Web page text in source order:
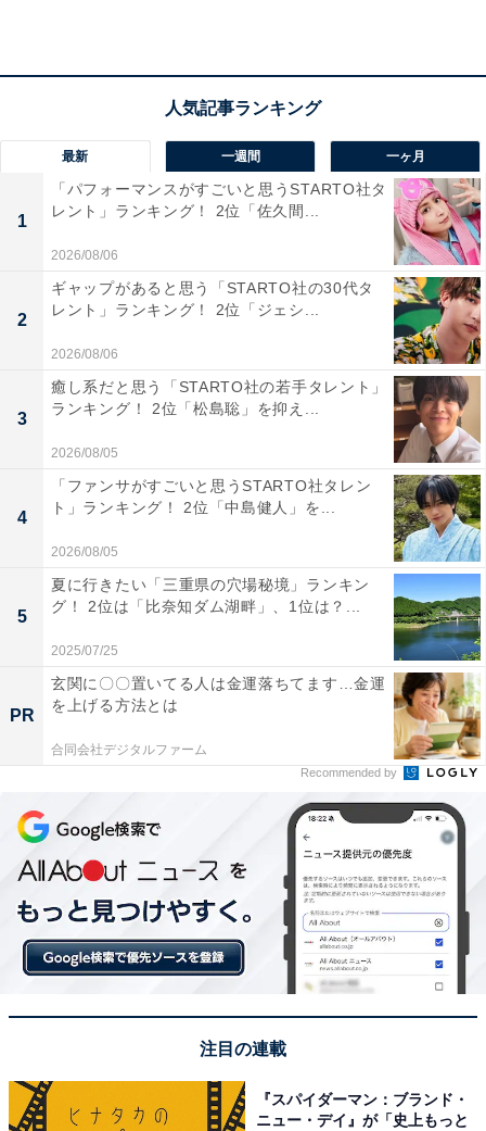
物加工品やスイーツなど地域の味を堪能」（40代男
性／兵庫県）
「さくらんぼ・りんご・ラ・フランスなどの果物や
加工品が豊富だからです」（20代女性／静岡県）
1位：米沢（米沢市）／93票
東北中央自動車道の米沢中央IC近くという抜群の地理的
ロケーションを誇る道の駅です。何と言っても全国的な
知名度を誇るブランド牛「米沢牛」を、ステーキや丼、
串焼きなどで手軽かつぜいたくに味わえるのが最大の魅
力。吾妻連峰の麓の豊かな自然の恵みである米沢ラーメ
ンや、高級な館山りんご、地酒など、圧巻の特産品ライ
ンアップで堂々の1位に輝きました。
回答者コメント
「やはり米沢牛の美味しさに惹かれます」（60代女
性／福岡県）
最新 一週間 一ヶ月
1
「パフォーマンスがすごいと思うSTARTO社タ
レント」ランキング！ 2位「佐久間...
2026/08/06
2
ギャップがあると思う「STARTO社の30代タ
レント」ランキング！ 2位「ジェシ...
2026/08/06
3
癒し系だと思う「STARTO社の若手タレント」
ランキング！ 2位「松島聡」を抑え...
2026/08/05
4
「ファンサがすごいと思うSTARTO社タレン
ト」ランキング！ 2位「中島健人」を...
2026/08/05
5
夏に行きたい「三重県の穴場秘境」ランキン
グ！ 2位は「比奈知ダム湖畔」、1位は？...
2025/07/25
PR
玄関に〇〇置いてる人は金運落ちてます…金運
を上げる方法とは
合同会社デジタルファーム
Recommended by
注目の連載
『スパイダーマン：ブランド・
ニュー・デイ』が「史上もっと